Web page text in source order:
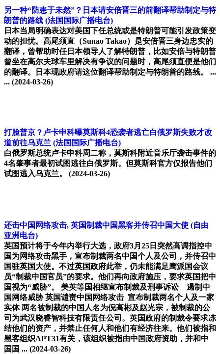
另一种“防患于未然”？日本请安倍晋三的前翻译帮助制定与特
朗普的路线 (法国国际广播电台)
日本当局明确表达对美国下任总统或是特朗普可能引发政策变
动的担忧。高尾须直（Sunao Takao）是安倍晋三身边忠实的
翻译，曾帮助时任日本领导人了解特朗普，比如安倍与特朗普
曾坐在高尔夫球车里解决有争议的问题时，高尾须直便是他们
的翻译。日本现政府请这位翻译帮助制定与特朗普的路线。 ...
... (2024-03-26)
打脸普京？卢卡申科曝莫斯科4恐袭者逃亡白俄罗斯失败才改
道前往乌克兰 (法国国际广播电台)
白俄罗斯总统卢卡申科周二称，莫斯科附近音乐厅袭击事件的
4名肇事者最初试图逃往白俄罗斯。但莫斯科官方仅报告他们
试图逃入乌克兰。 (2024-03-26)
还击中国网络攻击, 英国制裁中国黑客并传召中国大使 (自由
亚洲电台)
英国预计将于今年内举行大选，政府3月25日突然高调指控中
国为网络攻击黑手，宣布制裁两名中国个人及公司，并传召中
国驻英国大使。不过英国政府此举，仍未能满足鹰派国会议
员“制裁中国官员”的要求。他们再向政府施压，要求英国把中
国视为“威胁”。 美英等国相继宣布制裁及刑事诉讼 遏制中
国网络威胁 英国谴责中国网络攻击 宣布制裁两名个人及一家
实体 两名被制裁的中国人名为倪高彬及赵光宗，被制裁的公
司为武汉晓睿智科技有限责任公司。英国政府的制裁令要求冻
结他们的资产，并禁止任何人和他们有经济往来。他们被指和
黑客组织APT31有关，该组织被指由中国政府资助，并和中
国国 ... (2024-03-26)